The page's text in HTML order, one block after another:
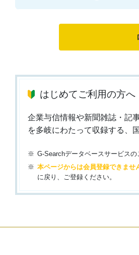
はじめてご利用の方へ
企業与信情報や新聞雑誌・記
を多岐にわたって収録する、
G-Searchデータベースサービスの
本ページからは会員登録できませ
に戻り、ご登録ください。